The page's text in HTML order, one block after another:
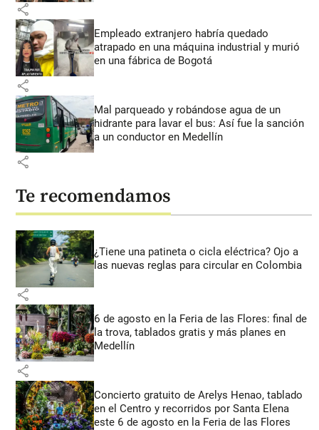
share
Empleado extranjero habría quedado
atrapado en una máquina industrial y murió
en una fábrica de Bogotá
share
Mal parqueado y robándose agua de un
hidrante para lavar el bus: Así fue la sanción
a un conductor en Medellín
share
Te recomendamos
¿Tiene una patineta o cicla eléctrica? Ojo a
las nuevas reglas para circular en Colombia
share
6 de agosto en la Feria de las Flores: final de
la trova, tablados gratis y más planes en
Medellín
share
Concierto gratuito de Arelys Henao, tablado
en el Centro y recorridos por Santa Elena
este 6 de agosto en la Feria de las Flores